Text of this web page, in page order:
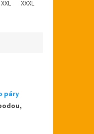
- Táta...
XXL XXXL
páry